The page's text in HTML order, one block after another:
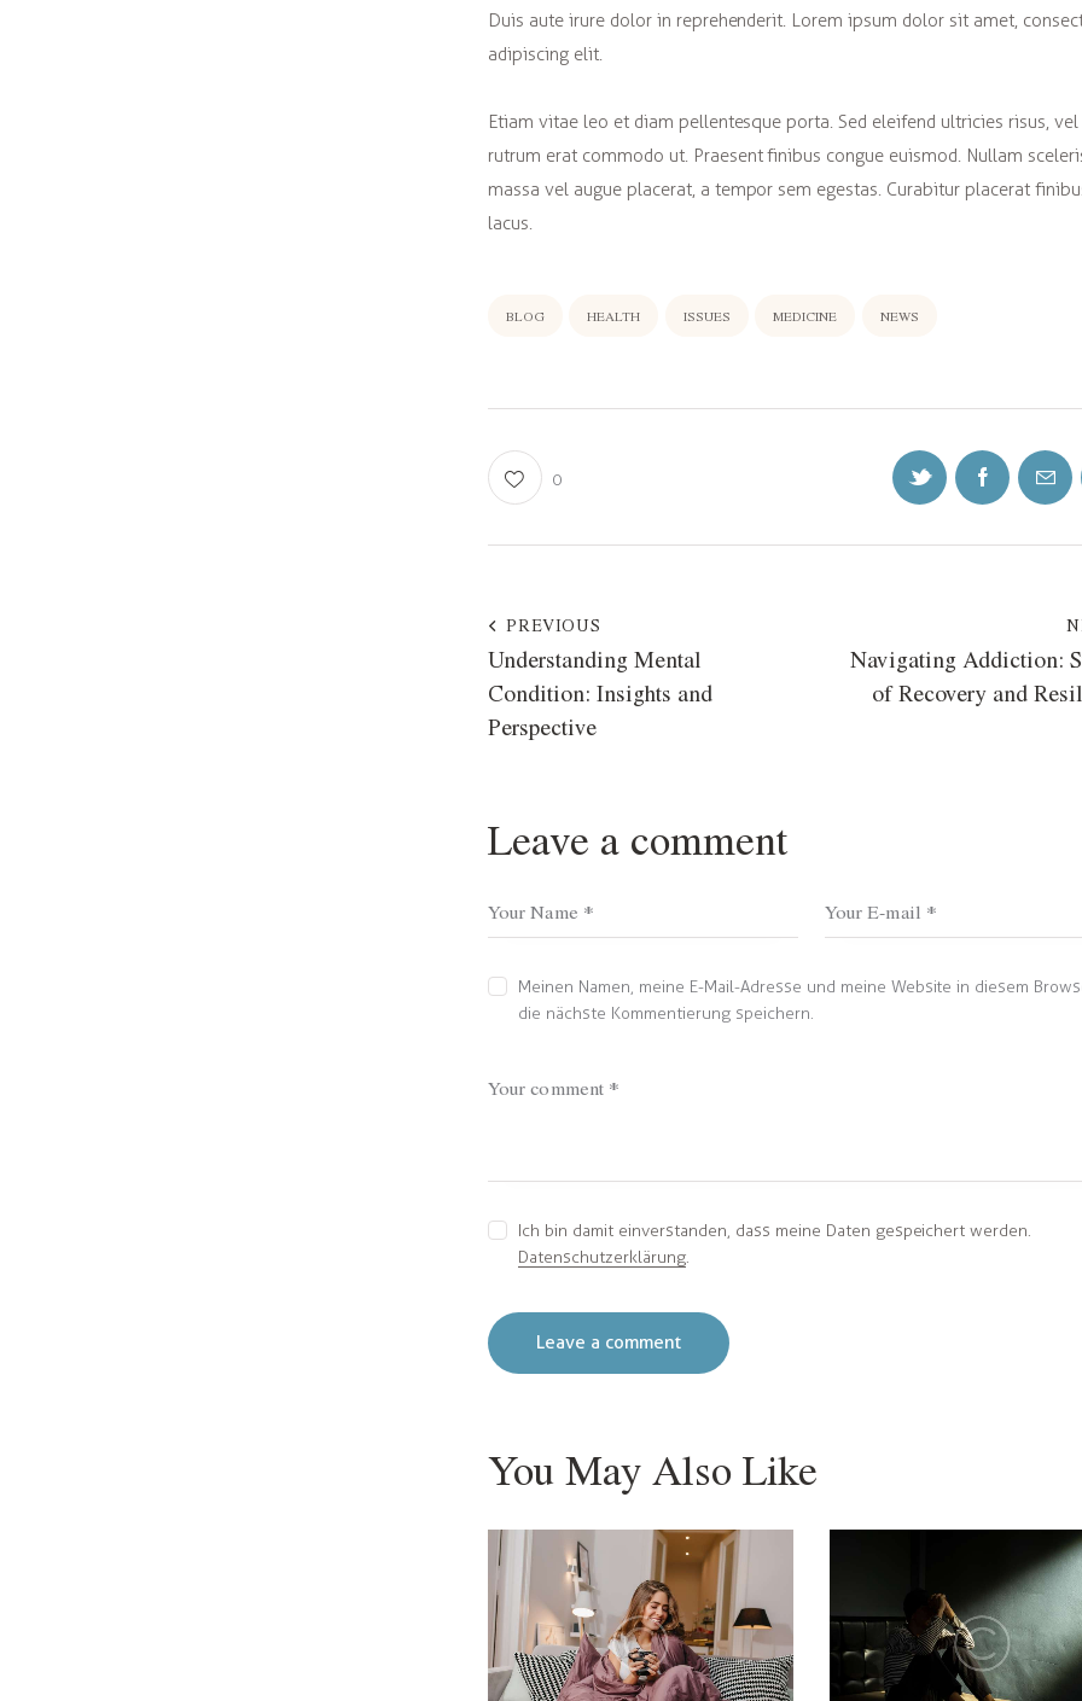
Duis aute irure dolor in reprehenderit. Lorem ipsum dolor sit amet,
adipiscing elit.
Etiam vitae leo et diam pellentesque porta. Sed eleifend ultricies risus, vel
rutrum erat commodo ut. Praesent finibus congue euismod. Nullam
massa vel augue placerat, a tempor sem egestas. Curabitur placerat
lacus.
BLOG HEALTH ISSUES MEDICINE NEWS
0
PREVIOUS
Understanding Mental
Condition: Insights and
Perspective
Navigating Addiction:
of Recovery and
Leave a comment
Meinen Namen, meine E-Mail-Adresse und meine Website in diesem
die nächste Kommentierung speichern.
Ich bin damit einverstanden, dass meine Daten gespeichert werden.
Datenschutzerklärung.
You May Also Like